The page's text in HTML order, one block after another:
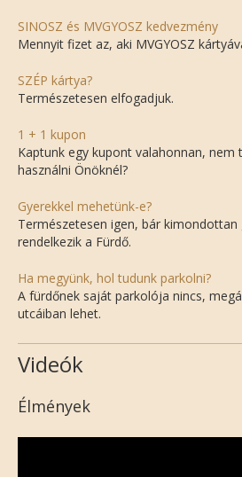
SINOSZ és MVGYOSZ kedvezmény
Mennyit fizet az, aki MVGYOSZ
SZÉP kártya?
Természetesen elfogadjuk.
1 + 1 kupon
Kaptunk egy kupont valahonnan,
használni Önöknél?
Gyerekkel mehetünk-e?
Természetesen igen, bár kimondottan
rendelkezik a Fürdő.
Ha megyünk, hol tudunk parkolni?
A fürdőnek saját parkolója nincs,
utcáiban lehet.
Videók
Élmények